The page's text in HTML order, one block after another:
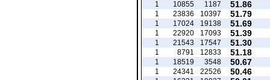
51.86
1187
10855
1
51.79
10397
23836
1
51.69
19138
17024
1
51.39
17093
22920
1
51.30
17547
21543
1
51.18
12833
8791
1
50.67
3548
18519
1
50.46
22526
24341
1